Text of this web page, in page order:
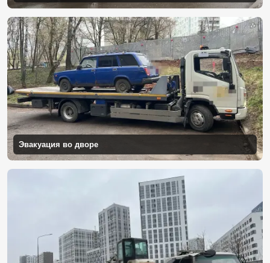
Эвакуация во дворе